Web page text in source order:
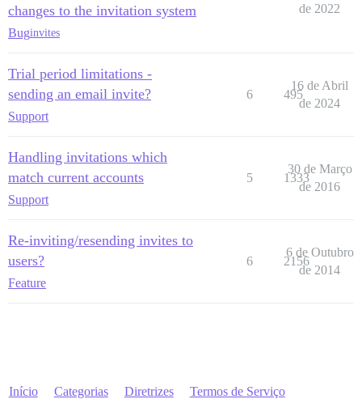
changes to the invitation system
Buginvites
de 2022
Trial period limitations -
sending an email invite?
Support
6 495
16 de Abril
de 2024
Handling invitations which
match current accounts
Support
5 1333
30 de Março
de 2016
Re-inviting/resending invites to
users?
Feature
6 2156
6 de Outubro
de 2014
Início Categorias Diretrizes Termos de Serviço